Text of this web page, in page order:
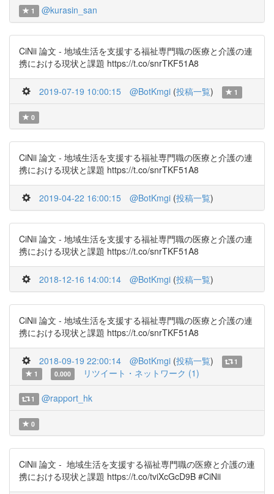
1 @kurasin_san
CiNii 論文 - 地域生活を支援する福祉専門職の医療と介護の連
携における現状と課題 https://t.co/snrTKF51A8
2019-07-19 10:00:15 @BotKmgi (投稿一覧) 1
0
CiNii 論文 - 地域生活を支援する福祉専門職の医療と介護の連
携における現状と課題 https://t.co/snrTKF51A8
2019-04-22 16:00:15 @BotKmgi (投稿一覧)
CiNii 論文 - 地域生活を支援する福祉専門職の医療と介護の連
携における現状と課題 https://t.co/snrTKF51A8
2018-12-16 14:00:14 @BotKmgi (投稿一覧)
CiNii 論文 - 地域生活を支援する福祉専門職の医療と介護の連
携における現状と課題 https://t.co/snrTKF51A8
2018-09-19 22:00:14 @BotKmgi (投稿一覧)
1
1
0.000 リツイート・ネットワーク (1)
1 @rapport_hk
0
CiNii 論文 - 地域生活を支援する福祉専門職の医療と介護の連
携における現状と課題 https://t.co/tviXcGcD9B #CiNii